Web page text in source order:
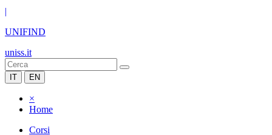
|
UNIFIND
uniss.it
IT EN
×
Home
Corsi